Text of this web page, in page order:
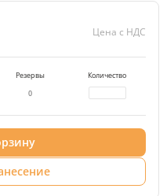
Цена с НДС
Резервы
Количество
0